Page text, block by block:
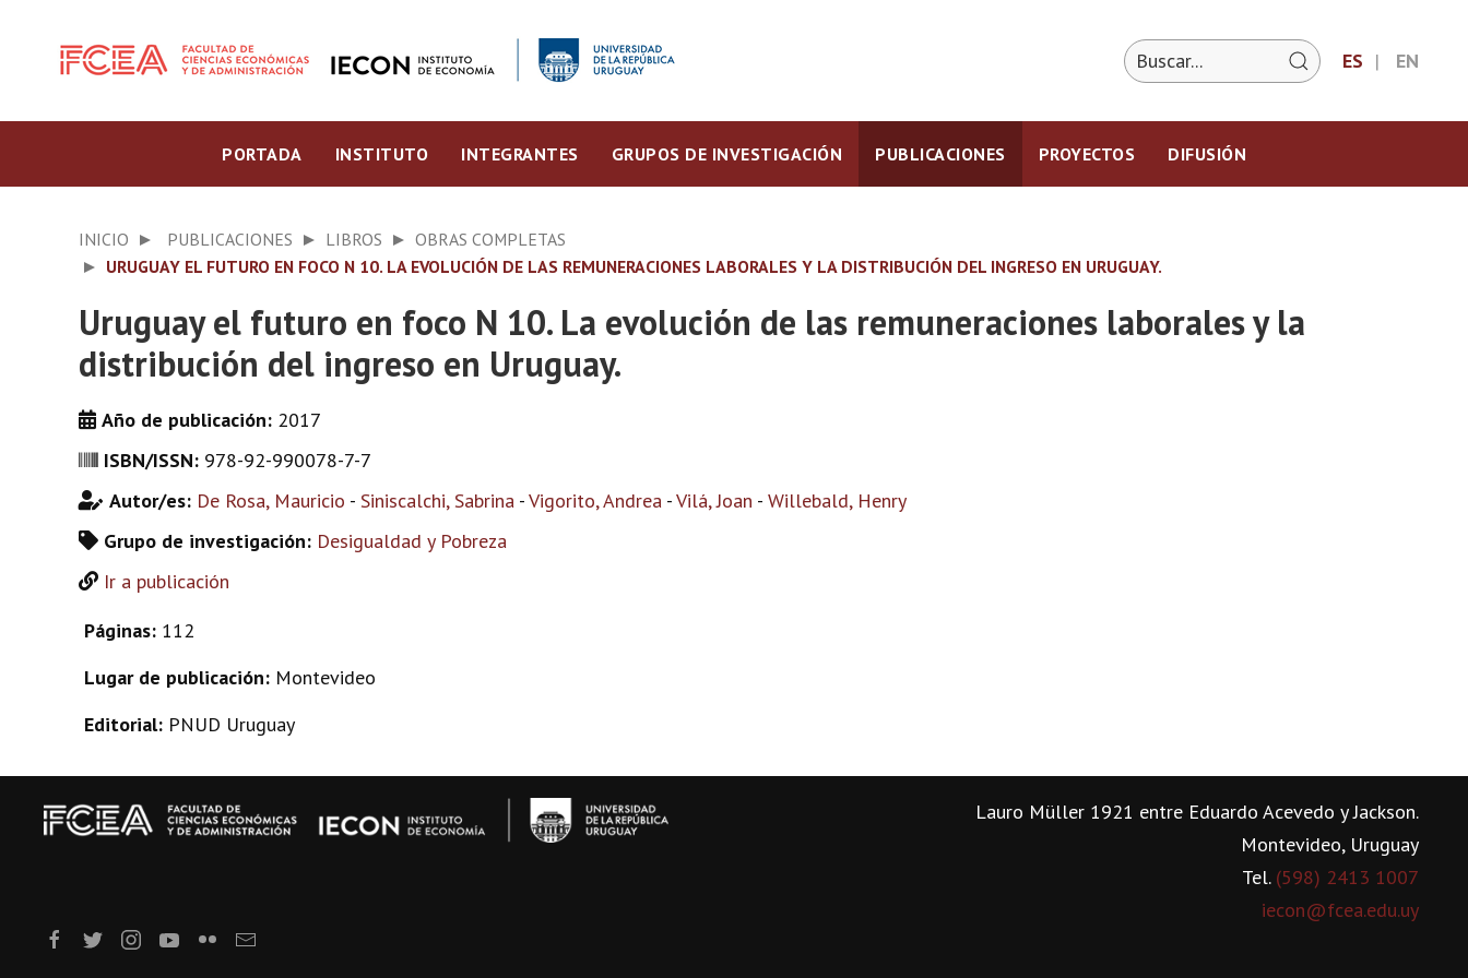
ES EN
PORTADA INSTITUTO INTEGRANTES GRUPOS DE INVESTIGACIÓN PUBLICACIONES PROYECTOS DIFUSIÓN
INICIO PUBLICACIONES LIBROS
OBRAS COMPLETAS
URUGUAY EL FUTURO EN FOCO N 10. LA EVOLUCIÓN DE LAS REMUNERACIONES LABORALES Y LA DISTRIBUCIÓN DEL INGRESO EN URUGUAY.
Uruguay el futuro en foco N 10. La evolución de las remuneraciones laborales y la
distribución del ingreso en Uruguay.
Año de publicación: 2017
ISBN/ISSN: 978-92-990078-7-7
Autor/es: De Rosa, Mauricio - Siniscalchi, Sabrina -Vigorito, Andrea -Vilá, Joan - Willebald, Henry
Grupo de investigación: Desigualdad y Pobreza
Ir a publicación
Páginas: 112
Lugar de publicación: Montevideo
Editorial: PNUD Uruguay
Lauro Müller 1921 entre Eduardo Acevedo y Jackson.
Montevideo, Uruguay
Tel. (598) 2413 1007
iecon@fcea.edu.uy